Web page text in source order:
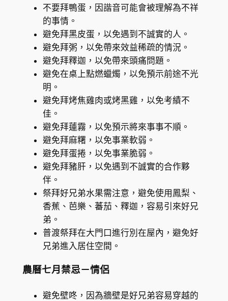
不要拜鴨蛋，因諧音可能會被理解為不祥
的事情。
避免拜黑皮蛋，以免遇到不誠實的人。
避免拜粥，以免帶來效益稀疏的情況。
避免拜釋迦，以免帶來頭痛問題。
避免在桌上點燃蠟燭，以免預示前途不光
明。
避免拜烤焦雞肉或烤黑雞，以免考績不
佳。
避免拜蓮霧，以免預示將來事事不順。
避免拜麻糬，以免事業軟弱。
避免拜蛋捲，以免事業脆弱。
避免拜豬肝，以免遇到不誠實的合作夥
伴。
祭拜好兄弟水果需注意，避免使用鳳梨、
香蕉、芭樂、蕃茄、釋迦，容易引來好兄
弟。
普渡祭拜在大門口進行別在屋內，避免好
兄弟進入居住空間。
農曆七月禁忌－情侶
避免壁咚，因為牆壁是好兄弟容易穿越的